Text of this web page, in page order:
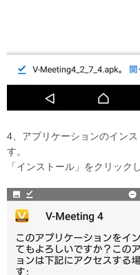
4、アプリケーションのイン
す。
「インストール」をクリック